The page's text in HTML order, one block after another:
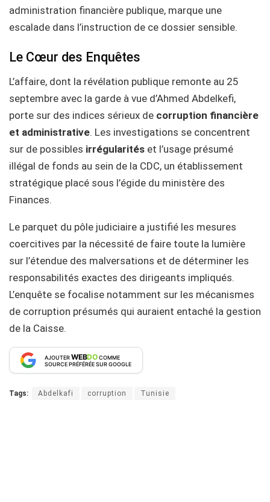
administration financière publique, marque une
escalade dans l’instruction de ce dossier sensible.
Le Cœur des Enquêtes
L’affaire, dont la révélation publique remonte au 25
septembre avec la garde à vue d’Ahmed Abdelkefi,
porte sur des indices sérieux de corruption financière
et administrative. Les investigations se concentrent
sur de possibles irrégularités et l’usage présumé
illégal de fonds au sein de la CDC, un établissement
stratégique placé sous l’égide du ministère des
Finances.
Le parquet du pôle judiciaire a justifié les mesures
coercitives par la nécessité de faire toute la lumière
sur l’étendue des malversations et de déterminer les
responsabilités exactes des dirigeants impliqués.
L’enquête se focalise notamment sur les mécanismes
de corruption présumés qui auraient entaché la gestion
de la Caisse.
AJOUTERWEBDOCOMME
SOURCE PRÉFÉRÉE SUR GOOGLE
Tags: Abdelkafi corruption Tunisie